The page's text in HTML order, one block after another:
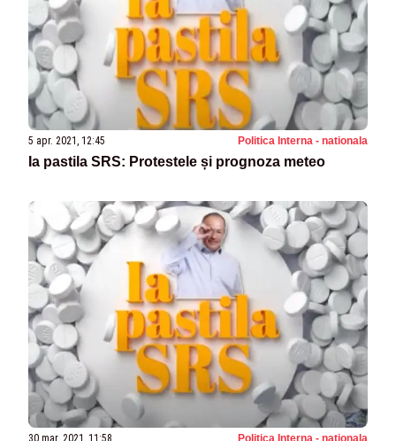
5 apr. 2021, 12:45 Politica Interna - nationala
Ia pastila SRS: Protestele și prognoza meteo